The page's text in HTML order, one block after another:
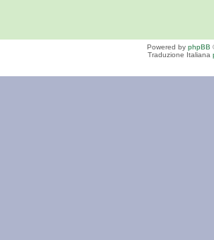
Powered by phpBB
Traduzione Italiana